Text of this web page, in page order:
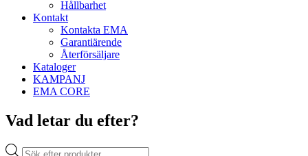
Hållbarhet
Kontakt
Kontakta EMA
Garantiärende
Återförsäljare
Kataloger
KAMPANJ
EMA CORE
Vad letar du efter?
Produktsökning